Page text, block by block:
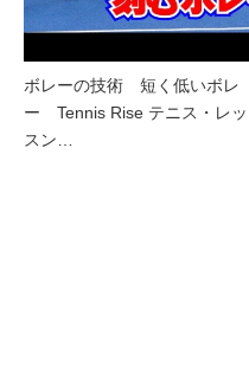
ボレーの技術 短く低いボレ
ー Tennis Rise テニス・レッ
スン…